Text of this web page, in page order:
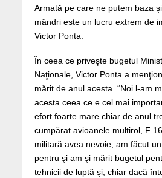
Armată pe care ne putem baza
mândri este un lucru extrem de
Victor Ponta.
În ceea ce priveşte bugetul
Naţionale, Victor Ponta a
mărit de anul acesta. “Noi l-am
acesta ceea ce e cel mai
efort foarte mare chiar de anul
cumpărat avioanele multirol, F
militară avea nevoie, am făcut
pentru şi am şi mărit bugetul
tehnicii de luptă şi, chiar dacă